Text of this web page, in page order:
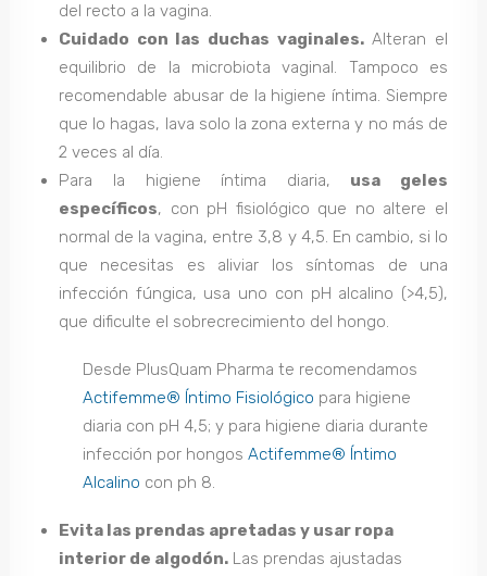
del recto a la vagina.
Cuidado con las duchas vaginales.Alteran el
equilibrio de la microbiota vaginal. Tampoco es
recomendable abusar de la higiene íntima. Siempre
que lo hagas, lava solo la zona externa y no más de
2 veces al día.
Para la higiene íntima diaria, usa geles
específicos, con pH fisiológico que no altere el
normal de la vagina, entre 3,8 y 4,5. En cambio, si lo
que necesitas es aliviar los síntomas de una
infección fúngica, usa uno con pH alcalino (>4,5),
que dificulte el sobrecrecimiento del hongo.
Desde PlusQuam Pharma te recomendamos
Actifemme® Íntimo Fisiológico para higiene
diaria con pH 4,5; y para higiene diaria durante
infección por hongos Actifemme® Íntimo
Alcalino con ph 8.
Evita las prendas apretadas y usar ropa
interior de algodón. Las prendas ajustadas